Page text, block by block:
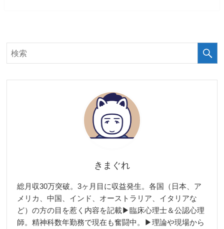
きまぐれ
総月収30万突破。3ヶ月目に収益発生。各国（日本、ア
メリカ、中国、インド、オーストラリア、イタリアな
ど）の方の目を惹く内容を記載▶︎臨床心理士＆公認心理
師。精神科数年勤務で現在も奮闘中。▶︎理論や現場から